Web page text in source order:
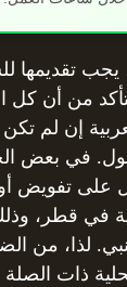
تقديمها
من أن كل
إن لم
في بعض
على تفويض
في قطر،
لذا، من
ذات الصلة